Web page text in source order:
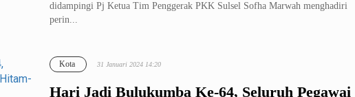
didampingi Pj Ketua Tim Penggerak PKK Sulsel Sofha Marwah menghadiri
perin...
Hari Jadi Bulukumba Ke-64, Seluruh Pegawai
Kota 31 Januari 2024 14:20